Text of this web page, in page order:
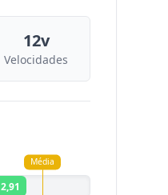
Velocidades
12v
Média
2,91